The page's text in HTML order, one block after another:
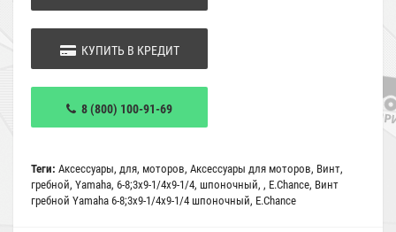
КУПИТЬ В КРЕДИТ
8 (800) 100-91-69
Теги: Аксессуары, для, моторов, Аксессуары для моторов, Винт,
гребной, Yamaha, 6-8;3x9-1/4x9-1/4, шпоночный, , E.Chance, Винт
гребной Yamaha 6-8;3x9-1/4x9-1/4 шпоночный, E.Chance